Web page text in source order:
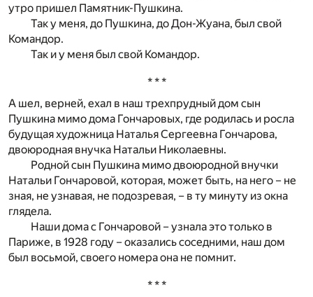
утро пришел Памятник-Пушкина.
Так у меня, до Пушкина, до Дон-Жуана, был свой
Командор.
Так и у меня был свой Командор.
* * *
А шел, верней, ехал в наш трехпрудный дом сын
Пушкина мимо дома Гончаровых, где родилась и росла
будущая художница Наталья Сергеевна Гончарова,
двоюродная внучка Натальи Николаевны.
Родной сын Пушкина мимо двоюродной внучки
Натальи Гончаровой, которая, может быть, на него – не
зная, не узнавая, не подозревая, – в ту минуту из окна
глядела.
Наши дома с Гончаровой – узнала это только в
Париже, в 1928 году – оказались соседними, наш дом
был восьмой, своего номера она не помнит.
* * *